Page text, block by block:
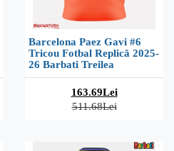
Barcelona Paez Gavi #6
Tricou Fotbal Replică 2025-
26 Barbati Treilea
163.69Lei
511.68Lei